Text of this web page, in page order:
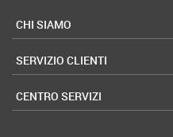
CHI SIAMO
SERVIZIO CLIENTI
CENTRO SERVIZI